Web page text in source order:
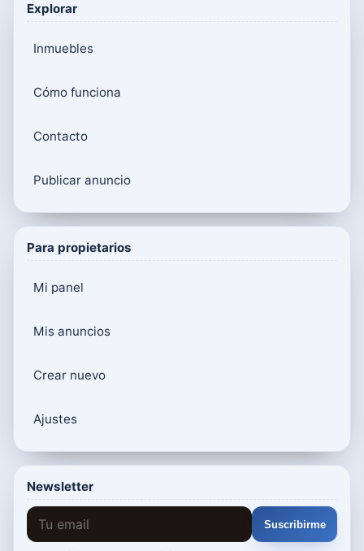
Explorar
Inmuebles
Cómo funciona
Contacto
Publicar anuncio
Para propietarios
Mi panel
Mis anuncios
Crear nuevo
Ajustes
Newsletter
Suscribirme